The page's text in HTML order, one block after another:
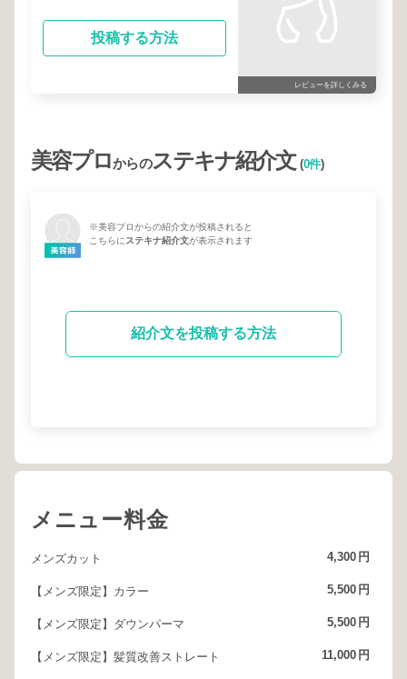
投稿する方法
レビューを詳しくみる
美容プロからのステキナ紹介文(0件)
※美容プロからの紹介文が投稿されると
こちらにステキナ紹介文が表示されます
紹介文を投稿する方法
メニュー料金
メンズカット 4,300 円
【メンズ限定】カラー 5,500 円
【メンズ限定】ダウンパーマ 5,500 円
【メンズ限定】髪質改善ストレート 11,000 円